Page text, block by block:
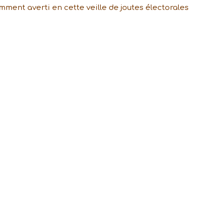
averti en cette veille de joutes électorales